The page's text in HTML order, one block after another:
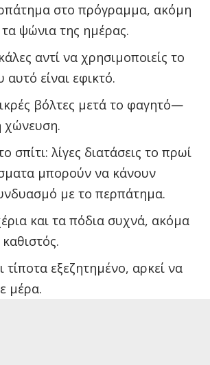
στο πρόγραμμα, ακόμη
τα ψώνια της ημέρας.
αντί να χρησιμοποιείς το
είναι εφικτό.
βόλτες μετά το φαγητό—
χώνευση.
σπίτι: λίγες διατάσεις το πρωί
μπορούν να κάνουν
με το περπάτημα.
και τα πόδια συχνά, ακόμα
καθιστός.
τίποτα εξεζητημένο, αρκεί να
μέρα.